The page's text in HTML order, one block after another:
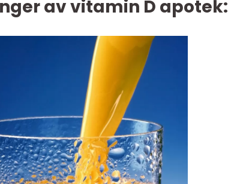
av vitamin D apotek: